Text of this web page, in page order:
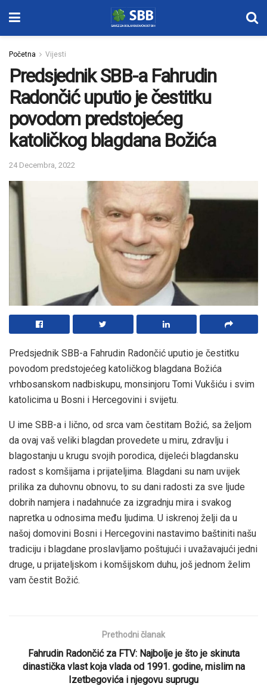
Početna Vijesti
Predsjednik SBB-a Fahrudin
Radončić uputio je čestitku
povodom predstojećeg
katoličkog blagdana Božića
24 Decembra, 2022
Predsjednik SBB-a Fahrudin Radončić uputio je čestitku
povodom predstojećeg katoličkog blagdana Božića
vrhbosanskom nadbiskupu, monsinjoru Tomi Vukšiću i svim
katolicima u Bosni i Hercegovini i svijetu.
U ime SBB-a i lično, od srca vam čestitam Božić, sa željom
da ovaj vaš veliki blagdan provedete u miru, zdravlju i
blagostanju u krugu svojih porodica, dijeleći blagdansku
radost s komšijama i prijateljima. Blagdani su nam uvijek
prilika za duhovnu obnovu, to su dani radosti za sve ljude
dobrih namjera i nadahnuće za izgradnju mira i svakog
napretka u odnosima među ljudima. U iskrenoj želji da u
našoj domovini Bosni i Hercegovini nastavimo baštiniti našu
tradiciju i blagdane proslavljamo poštujući i uvažavajući jedni
druge, u prijateljskom i komšijskom duhu, još jednom želim
vam čestit Božić.
Prethodni članak
Fahrudin Radončić za FTV: Najbolje je što je skinuta
dinastička vlast koja vlada od 1991. godine, mislim na
Izetbegovića i njegovu suprugu